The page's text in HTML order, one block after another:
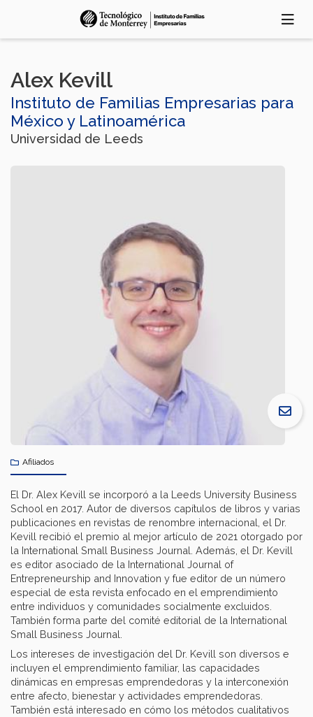
Alex Kevill
Instituto de Familias Empresarias para
México y Latinoamérica
Universidad de Leeds
Afiliados
El Dr. Alex Kevill se incorporó a la Leeds University Business
School en 2017. Autor de diversos capítulos de libros y varias
publicaciones en revistas de renombre internacional, el Dr.
Kevill recibió el premio al mejor artículo de 2021 otorgado por
la International Small Business Journal. Además, el Dr. Kevill
es editor asociado de la International Journal of
Entrepreneurship and Innovation y fue editor de un número
especial de esta revista enfocado en el emprendimiento
entre individuos y comunidades socialmente excluidos.
También forma parte del comité editorial de la International
Small Business Journal.
Los intereses de investigación del Dr. Kevill son diversos e
incluyen el emprendimiento familiar, las capacidades
dinámicas en empresas emprendedoras y la interconexión
entre afecto, bienestar y actividades emprendedoras.
También está interesado en cómo los métodos cualitativos